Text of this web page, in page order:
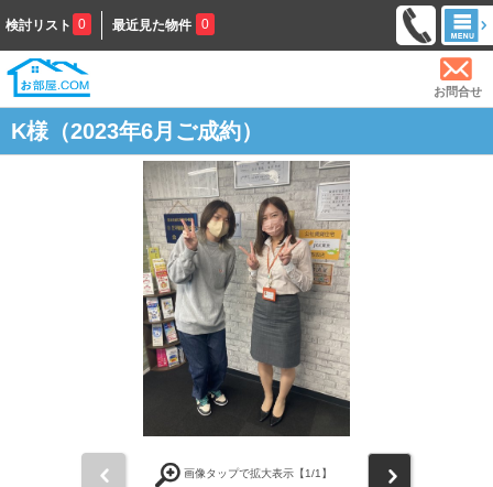
検討リスト 0 最近見た物件 0
お問合せ
K様（2023年6月ご成約）
画像タップで拡大表示【1/1】